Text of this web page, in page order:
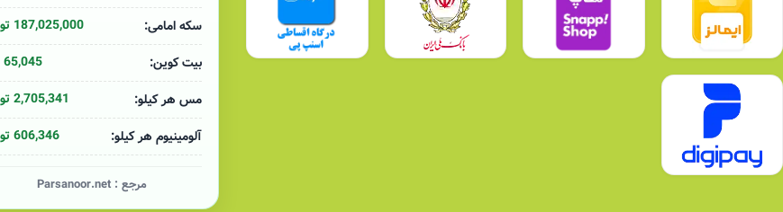
سکه امامی:
187,025,000 تومان
بیت کوین:
65,045 دلار
مس هر کیلو:
2,705,341 تومان
آلومینیوم هر کیلو:
606,346 تومان
مرجع :Parsanoor.net